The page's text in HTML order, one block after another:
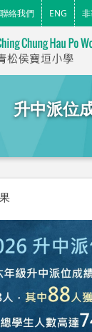
聯絡我們 ENG
升中派位